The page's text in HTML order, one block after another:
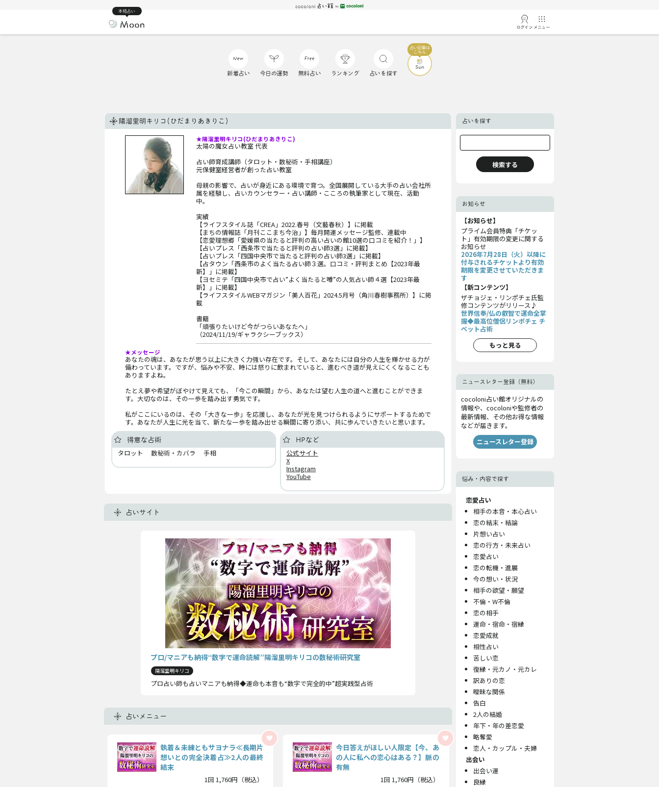
本格占い
ログイン メニュー
新着占い 今日の運勢 無料占い ランキング 占いを探す
陽溜里明キリコ(ひだまりあきりこ)
★陽溜里明キリコ(ひだまりあきりこ)
太陽の魔女占い教室 代表
占い師育成講師（タロット・数秘術・手相講座）
元保健室経営者が創った占い教室
母親の影響で、占いが身近にある環境で育つ。全国展開している大手の占い会社所
属を経験し、占いカウンセラー・占い講師・こころの執筆家として現在、活動
中。
実績
【ライフスタイル誌「CREA」2022.春号（文藝春秋）】に掲載
【まちの情報誌「月刊ここまち今治」】毎月開運メッセージ監修、連載中
【恋愛理想郷「愛媛県の当たると評判の高い占いの館10選の口コミを紹介！」】
【占いプレス「西条市で当たると評判の占い師3選」に掲載】
【占いプレス「四国中央市で当たると評判の占い師3選」に掲載】
【占タウン「西条市のよく当たる占い師３選。口コミ・評判まとめ【2023年最
新】」に掲載】
【ヨセミテ「四国中央市で占い”よく当たると噂”の人気占い師４選【2023年最
新】」に掲載】
【ライフスタイルWEBマガジン「美人百花」2024.5月号（角川春樹事務所）】に掲
載
書籍
「頑張りたいけど今がつらいあなたへ」
（2024/11/19/ギャラクシーブックス）
★メッセージ
あなたの魂は、あなたが思う以上に大きく力強い存在です。そして、あなたには自分の人生を輝かせる力が
備わっています。ですが、悩みや不安、時には怒りに飲まれていると、進むべき道が見えにくくなることも
ありますよね。
たとえ夢や希望がぼやけて見えても、「今この瞬間」から、あなたは望む人生の道へと進むことができま
す。大切なのは、その一歩を踏み出す勇気です。
私がここにいるのは、その「大きな一歩」を応援し、あなたが光を見つけられるようにサポートするためで
す。あなたが人生に光を当て、新たな一歩を踏み出せる瞬間に寄り添い、共に歩んでいきたいと思います。
得意な占術
タロット 数秘術・カバラ 手相
HPなど
公式サイト
X
Instagram
YouTube
占いサイト
プロ/マニアも納得“数字で運命読解”陽溜里明キリコの数秘術研究室
陽溜里明キリコ
プロ占い師も占いマニアも納得◆運命も本音も“数字で完全的中”超実践型占術
占いメニュー
執着＆未練ともサヨナラ≪長期片
想いとの完全決着占≫2人の最終
結末
1回 1,760円（税込）
今日答えがほしい人限定【今、あ
の人に私への恋心はある？】脈の
有無
1回 1,760円（税込）
占いを探す
お知らせ
【お知らせ】
プライム会員特典「チケッ
ト」有効期限の変更に関する
お知らせ
2026年7月28日（火）以降に
付与されるチケットより有効
期限を変更させていただきま
す
【新コンテンツ】
ザチョジェ・リンポチェ氏監
修コンテンツがリリース♪
世界信奉/仏の叡智で運命全掌
握◆最高位僧侶リンポチェ チ
ベット占術
もっと見る
ニュースレター登録（無料）
cocoloni占い館オリジナルの
情報や、cocoloniや監修者の
最新情報、その他お得な情報
などが届きます。
ニュースレター登録
悩み・内容で探す
恋愛占い
相手の本音・本心占い
恋の結末・結論
片想い占い
恋の行方・未来占い
恋愛占い
恋の転機・進展
今の想い・状況
相手の欲望・願望
不倫・W不倫
恋の相手
運命・宿命・宿縁
恋愛成就
相性占い
苦しい恋
復縁・元カノ・元カレ
訳ありの恋
曖昧な関係
告白
2人の結婚
年下・年の差恋愛
略奪愛
恋人・カップル・夫婦
出会い
出会い運
良縁